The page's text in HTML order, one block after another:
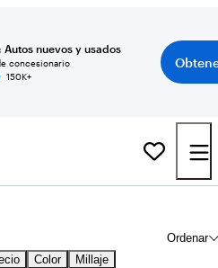
Autos nuevos y usados
concesionario
150K+
Ordenar
Color Millaje